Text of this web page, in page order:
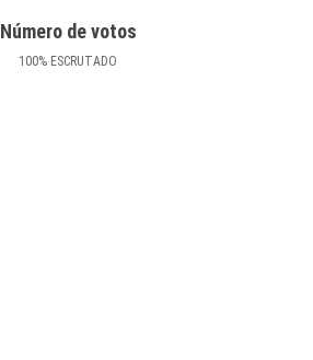
Número de votos
100% ESCRUTADO